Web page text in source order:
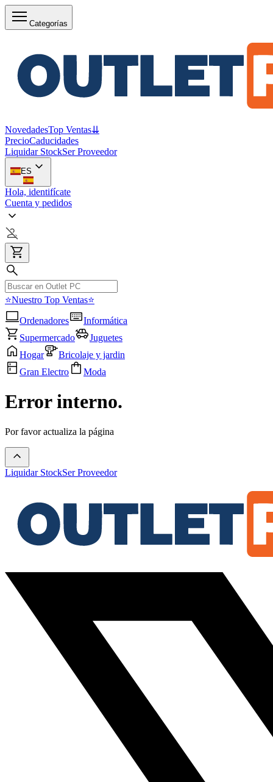
Categorías
NovedadesTop Ventas⇊
PrecioCaducidades
Liquidar StockSer Proveedor
ES
Hola, identifícate
Cuenta y pedidos
⭐Nuestro Top Ventas⭐
Ordenadores
Informática
Supermercado
Juguetes
Hogar
Bricolaje y jardin
Gran Electro
Moda
Error interno.
Por favor actualiza la página
Liquidar StockSer Proveedor